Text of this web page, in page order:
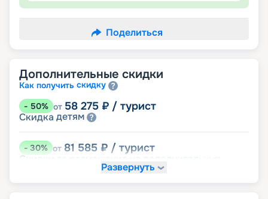
Поделиться
Дополнительные скидки
Как получить скидку
- 50% от 58 275 ₽ / турист
Скидка детям
-30% от 81 585 ₽ / турист
Скидки за размещение на дополнительных
Развернуть